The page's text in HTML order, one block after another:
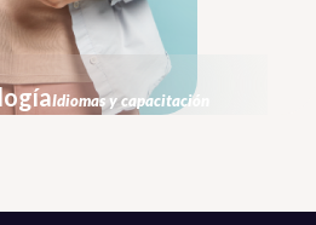
Idiomas y capacitación